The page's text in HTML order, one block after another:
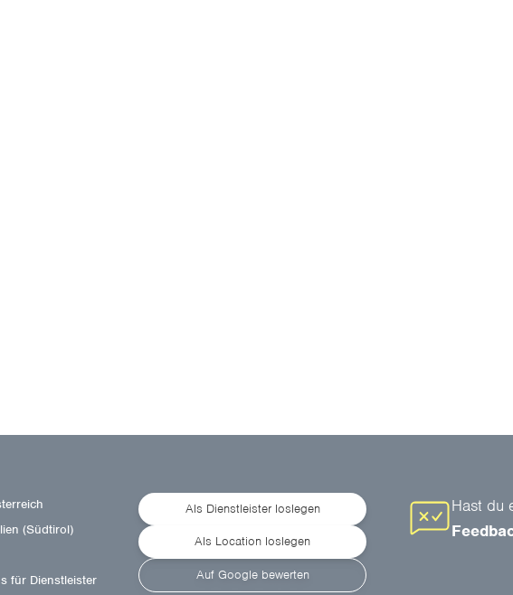
(Südtirol)
für Dienstleister
Als Dienstleister loslegen
Als Location loslegen
Auf Google bewerten
Hast du